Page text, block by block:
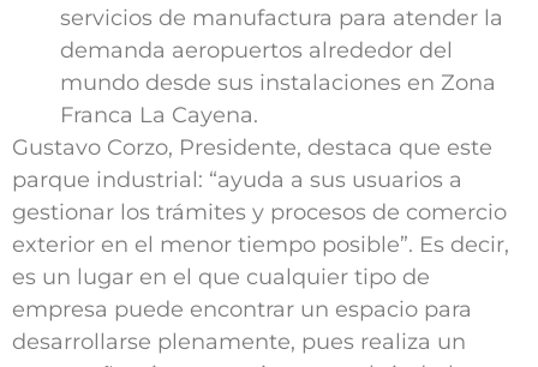
servicios de manufactura para atender la
demanda aeropuertos alrededor del
mundo desde sus instalaciones en Zona
Franca La Cayena.
Gustavo Corzo, Presidente, destaca que este
parque industrial: “ayuda a sus usuarios a
gestionar los trámites y procesos de comercio
exterior en el menor tiempo posible”. Es decir,
es un lugar en el que cualquier tipo de
empresa puede encontrar un espacio para
desarrollarse plenamente, pues realiza un